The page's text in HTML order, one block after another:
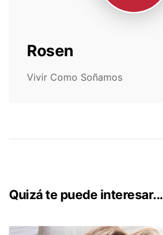
Rosen
Vivir Como Soñamos
Quizá te puede interesar...